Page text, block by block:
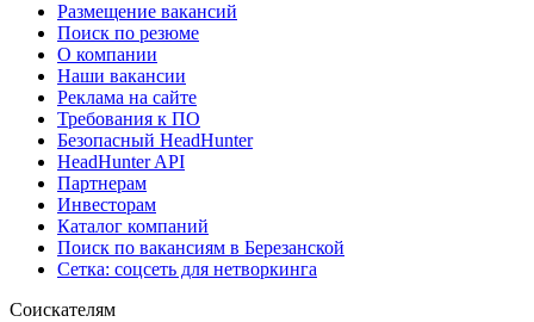
Размещение вакансий
Поиск по резюме
О компании
Наши вакансии
Реклама на сайте
Требования к ПО
Безопасный HeadHunter
HeadHunter API
Партнерам
Инвесторам
Каталог компаний
Поиск по вакансиям в Березанской
Сетка: соцсеть для нетворкинга
Соискателям